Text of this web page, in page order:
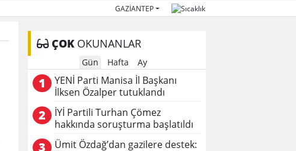
GAZIANTEP
ÇOKOKUNANLAR
Gün Hafta Ay
1
YENİ Parti Manisa İl Başkanı
İlksen Özalper tutuklandı
2
İYİ Partili Turhan Çömez
hakkında soruşturma başlatıldı
3
Ümit Özdağ’dan gazilere destek: